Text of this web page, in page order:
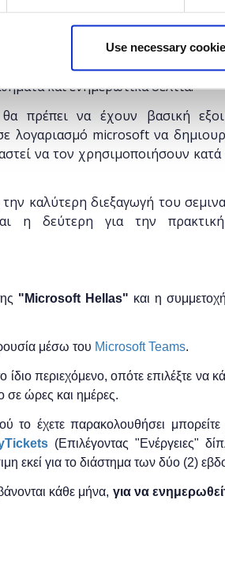
Use necessary
Α/θμιας και Β/θμιας
να μάθουν πως μπορούν να
Κατά την διάρκεια του
Sway και τα βασικά
και ενημερωτικά δελτία.
θα πρέπει να έχουν βασική
λογαριασμό microsoft να
να τον χρησιμοποιήσουν κατά
καλύτερη διεξαγωγή του
η δεύτερη για την
" Microsoft Hellas" και η
μέσω του Microsoft Teams.
ίδιο περιεχόμενο, οπότε επιλέξτε να
σε ώρες και ημέρες.
το έχετε παρακολουθήσει
(Επιλέγοντας "Ενέργειες"
εκεί για το διάστημα των δύο (2)
κάθε μήνα, για να